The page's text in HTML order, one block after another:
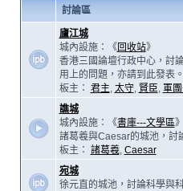
討論區
廬江城
城內設施：《回收站》
香港三國論壇行政中心，討
用上的問題，亦請到此發表。
板主： 君主, 太守, 賢臣, 軍
譙城
城內設施：《書庫---文學區
諸葛羲與Caesar的城池，討
板主： 諸葛羲, Caesar
宛城
徐元直的城池，討論科學與